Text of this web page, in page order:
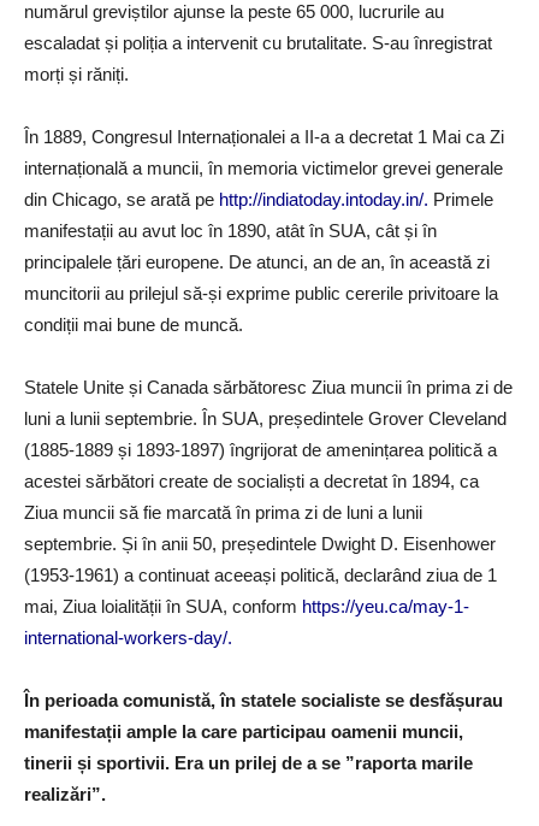
numărul greviștilor ajunse la peste 65 000, lucrurile au
escaladat și poliția a intervenit cu brutalitate. S-au înregistrat
morți și răniți.
În 1889, Congresul Internaționalei a II-a a decretat 1 Mai ca Zi
internațională a muncii, în memoria victimelor grevei generale
din Chicago, se arată pe http://indiatoday.intoday.in/. Primele
manifestații au avut loc în 1890, atât în SUA, cât și în
principalele țări europene. De atunci, an de an, în această zi
muncitorii au prilejul să-și exprime public cererile privitoare la
condiții mai bune de muncă.
Statele Unite și Canada sărbătoresc Ziua muncii în prima zi de
luni a lunii septembrie. În SUA, președintele Grover Cleveland
(1885-1889 și 1893-1897) îngrijorat de amenințarea politică a
acestei sărbători create de socialiști a decretat în 1894, ca
Ziua muncii să fie marcată în prima zi de luni a lunii
septembrie. Și în anii 50, președintele Dwight D. Eisenhower
(1953-1961) a continuat aceeași politică, declarând ziua de 1
mai, Ziua loialității în SUA, conform https://yeu.ca/may-1-
international-workers-day/.
În perioada comunistă, în statele socialiste se desfășurau
manifestații ample la care participau oamenii muncii,
tinerii și sportivii. Era un prilej de a se ”raporta marile
realizări”.